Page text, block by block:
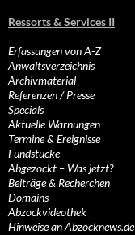
Ressorts & Services II
Erfassungen von A-Z
Anwaltsverzeichnis
Archivmaterial
Referenzen / Presse
Specials
Aktuelle Warnungen
Termine & Ereignisse
Fundstücke
Abgezockt – Was jetzt?
Beiträge & Recherchen
Domains
Abzockvideothek
Hinweise an Abzocknews.de